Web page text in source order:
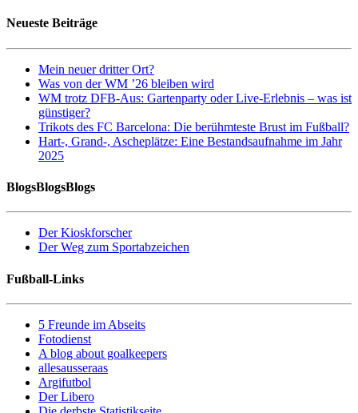
Neueste Beiträge
Mein neuer dritter Ort?
Was von der WM ’26 bleiben wird
WM trotz DFB-Aus: Gartenparty oder Live-Erlebnis – was ist
günstiger?
Trikots des FC Barcelona: Die berühmteste Brust im Fußball?
Hart-, Grand-, Ascheplätze: Eine Bestandsaufnahme im Jahr
2025
BlogsBlogsBlogs
Der Kioskforscher
Der Weg zum Sportabzeichen
Fußball-Links
5 Freunde im Abseits
Fotodienst
A blog about goalkeepers
allesausseraas
Argifutbol
Der Libero